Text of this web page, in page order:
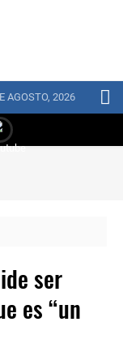
AGOSTO, 2026
ser
es “un